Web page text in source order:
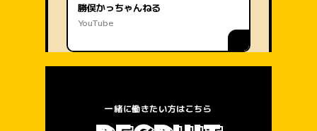
勝俣かっちゃんねる
YouTube
一緒に働きたい方はこちら